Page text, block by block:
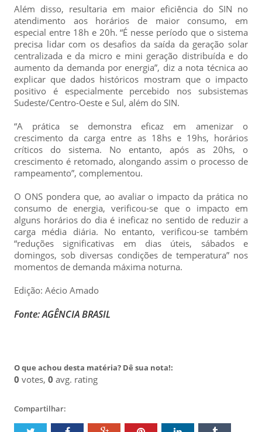
Além disso, resultaria em maior eficiência do SIN no
atendimento aos horários de maior consumo, em
especial entre 18h e 20h. “É nesse período que o sistema
precisa lidar com os desafios da saída da geração solar
centralizada e da micro e mini geração distribuída e do
aumento da demanda por energia”, diz a nota técnica ao
explicar que dados históricos mostram que o impacto
positivo é especialmente percebido nos subsistemas
Sudeste/Centro-Oeste e Sul, além do SIN.
“A prática se demonstra eficaz em amenizar o
crescimento da carga entre as 18hs e 19hs, horários
críticos do sistema. No entanto, após as 20hs, o
crescimento é retomado, alongando assim o processo de
rampeamento”, complementou.
O ONS pondera que, ao avaliar o impacto da prática no
consumo de energia, verificou-se que o impacto em
alguns horários do dia é ineficaz no sentido de reduzir a
carga média diária. No entanto, verificou-se também
“reduções significativas em dias úteis, sábados e
domingos, sob diversas condições de temperatura” nos
momentos de demanda máxima noturna.
Edição: Aécio Amado
Fonte: AGÊNCIA BRASIL
O que achou desta matéria? Dê sua nota!:
0 votes, 0 avg. rating
Compartilhar: